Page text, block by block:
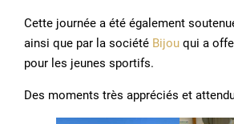
Cette journée a été également
ainsi que par la société Bijou qui a
pour les jeunes sportifs.
Des moments très appréciés et